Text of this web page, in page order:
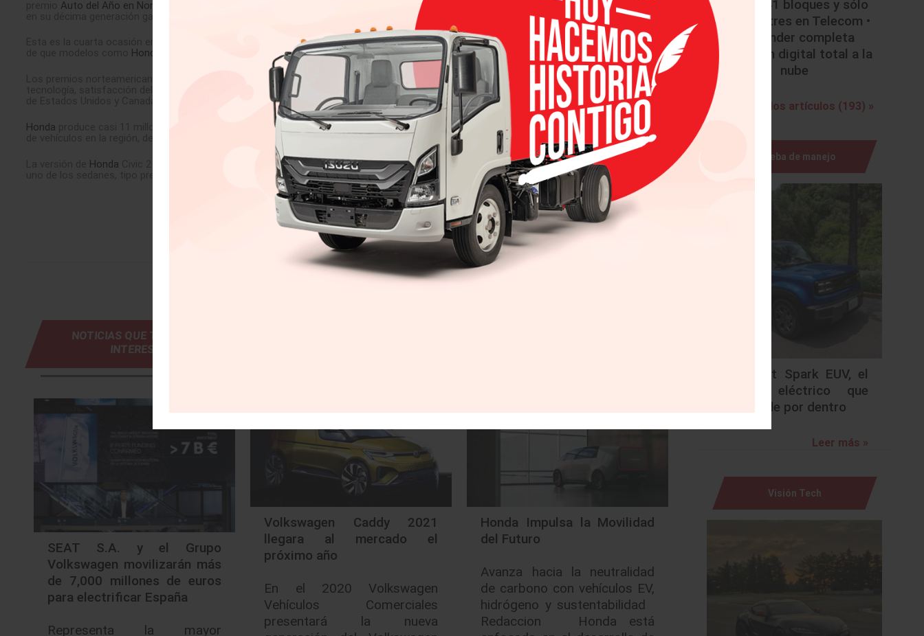
Auto del Año en Norteamérica 2022
Civic fue galardonado por un jurado de periodistas automotrices por tercera vez, ya que
en su décima generación ganó en 2016 y en su octava generación se llevó el máximo reconocimiento en 2006.
Esta es la cuarta ocasión en los últimos seis años que un modelo deHondarecibe el premio al Auto o Camión del Año en Norteamérica, luego
Honda
Civic (2016), Honda Ridgeline (2017) y Honda Accord (2018) lo recibieran.
Los premios norteamericanos a Auto, Utilitario y Camión del Año reconocen la excelencia en innovación, diseño, seguridad, rendimiento,
tecnología, satisfacción del conductor y valor. Iniciados en 1994, son evaluados por 50 periodistas profesionales del sector automovilístico
de Estados Unidos y Canadá que trabajan para las mejores revistas independientes, televisión, radio, periódicos y sitios web de la industria.
Honda produce casi 11 millones de Civic en Norteamérica (más de 5 millones en Estados Unidos), lo que representa casi 30% de la producción
empezó a fabricar autos en Norteamérica en el año 1982.
Honda Civic 2022 se comercializa en México desde agosto del año anterior y su gran aceptación lo siguen consolidando como
uno de los sedanes, tipo premium, más deseados del mercado nacional.
NOTICIAS QUE TE PUEDEN
INTERESAR
SEAT S.A. y el Grupo
Volkswagen movilizarán más
de 7,000 millones de euros
para electrificar España
Representa la mayor
Volkswagen Caddy 2021
llegara al mercado el
próximo año
En el 2020 Volkswagen
Vehículos Comerciales
presentará la nueva
Honda Impulsa la Movilidad
del Futuro
Avanza hacia la neutralidad
de carbono con vehículos EV,
hidrógeno y sustentabilidad
Redaccion Honda está
Licitan 41 bloques y sólo
colocan tres en Telecom •
Santander completa
migración digital total a la
nube
Ver todos los artículos (193) »
Prueba de manejo
Chevrolet Spark EUV, el
urbano eléctrico que
sorprende por dentro
Leer más »
Visión Tech